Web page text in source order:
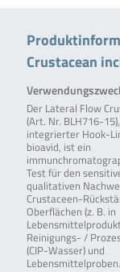
Crustacean
Der Lateral Flow
(Art. Nr. BLH716-
integrierter Hook-
bioavid, ist ein
Test für den
qualitativen
Crustaceen-
Oberflächen (z. B. in
Reinigungs- /
(CIP-Wasser) und